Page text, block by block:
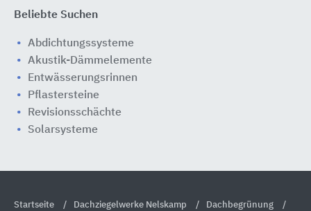
Beliebte Suchen
Abdichtungssysteme
Akustik-Dämmelemente
Entwässerungsrinnen
Pflastersteine
Revisionsschächte
Solarsysteme
Startseite Dachziegelwerke Nelskamp
Dachbegrünung